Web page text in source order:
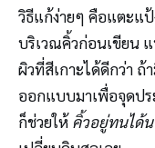
วิธีแก้ง่ายๆ คือแตะแ
บริเวณคิ้วก่อนเขียน
ผิวที่สีเกาะได้ดีกว่า ถ้
ออกแบบมาเพื่อจุดปร
ก็ช่วยให้ คิ้วอยู่ทนได้